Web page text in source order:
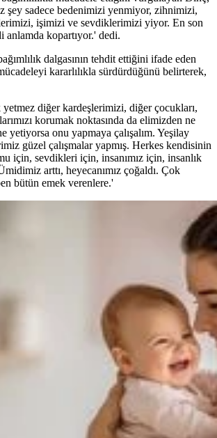
şey sadece bedenimizi yenmiyor, zihnimizi,
işimizi ve sevdiklerimizi yiyor. En son
anlamda kopartıyor.' dedi.
dalgasının tehdit ettiğini ifade eden
kararlılıkla sürdürdüğünü belirterek,
diğer kardeşlerimizi, diğer çocukları,
korumak noktasında da elimizden ne
yetiyorsa onu yapmaya çalışalım. Yeşilay
güzel çalışmalar yapmış. Herkes kendisinin
için, sevdikleri için, insanımız için, insanlık
arttı, heyecanımız çoğaldı. Çok
bütün emek verenlere.'